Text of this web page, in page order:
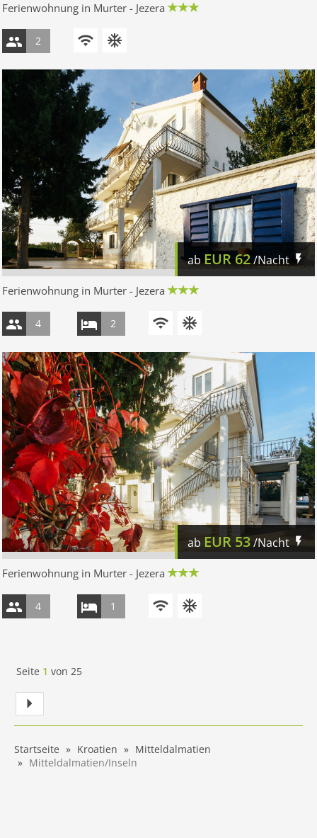
Ferienwohnung in Murter - Jezera
2
ab EUR 62/Nacht
Ferienwohnung in Murter - Jezera
4 2
ab EUR53/Nacht
Ferienwohnung in Murter - Jezera
4 1
Seite 1 von 25
Startseite Kroatien
Mitteldalmatien
Mitteldalmatien/Inseln